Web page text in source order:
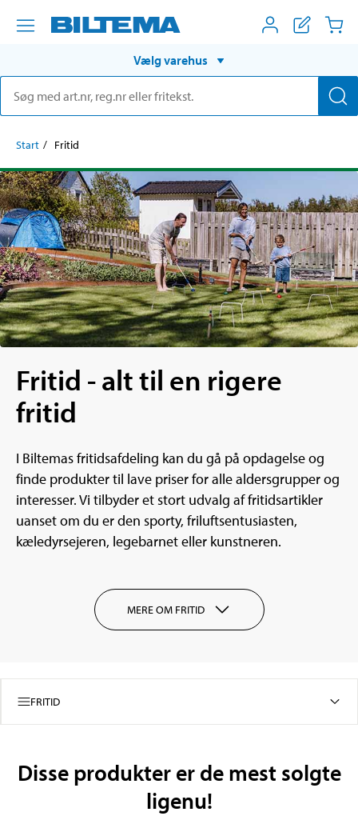
Vælg varehus
Start Fritid
Fritid - alt til en rigere
fritid
I Biltemas fritidsafdeling kan du gå på opdagelse og
finde produkter til lave priser for alle aldersgrupper og
interesser. Vi tilbyder et stort udvalg af fritidsartikler
uanset om du er den sporty, friluftsentusiasten,
kæledyrsejeren, legebarnet eller kunstneren.
MERE OM FRITID
FRITID
Disse produkter er de mest solgte
ligenu!